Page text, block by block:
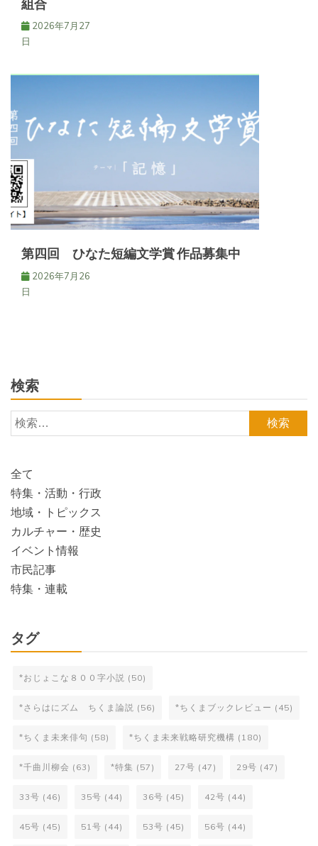
組合
2026年7月27
日
第四回 ひなた短編文学賞 作品募集中
2026年7月26
日
検索
検
索:
全て
特集・活動・行政
地域・トピックス
カルチャー・歴史
イベント情報
市民記事
特集・連載
タグ
*おじょこな８００字小説 (50)
*さらはにズム ちくま論説 (56) *ちくまブックレビュー (45)
*ちくま未来俳句 (58) *ちくま未来戦略研究機構 (180)
*千曲川柳会 (63) *特集 (57) 27号 (47) 29号 (47)
33号 (46) 35号 (44) 36号 (45) 42号 (44)
45号 (45) 51号 (44) 53号 (45) 56号 (44)